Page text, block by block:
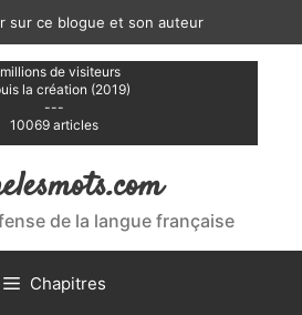
sur ce blogue et son auteur
de visiteurs
la création (2019)
---
10069 articles
de la langue française
Chapitres